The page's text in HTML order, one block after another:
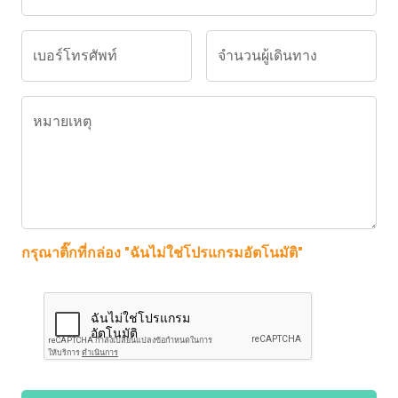
เบอร์โทรศัพท์ จำนวนผู้เดินทาง
หมายเหตุ
กรุณาติ๊กที่กล่อง "ฉันไม่ใช่โปรแกรมอัตโนมัติ"